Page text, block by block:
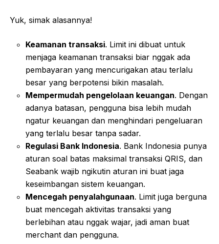
Yuk, simak alasannya!
Keamanan transaksi. Limit ini dibuat untuk
menjaga keamanan transaksi biar nggak ada
pembayaran yang mencurigakan atau terlalu
besar yang berpotensi bikin masalah.
Mempermudah pengelolaan keuangan. Dengan
adanya batasan, pengguna bisa lebih mudah
ngatur keuangan dan menghindari pengeluaran
yang terlalu besar tanpa sadar.
Regulasi Bank Indonesia. Bank Indonesia punya
aturan soal batas maksimal transaksi QRIS, dan
Seabank wajib ngikutin aturan ini buat jaga
keseimbangan sistem keuangan.
Mencegah penyalahgunaan. Limit juga berguna
buat mencegah aktivitas transaksi yang
berlebihan atau nggak wajar, jadi aman buat
merchant dan pengguna.